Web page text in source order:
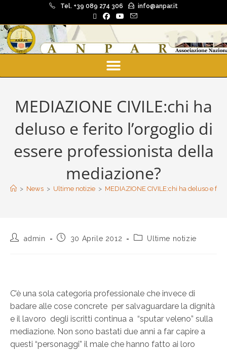
Tel. +39 089 274 306 info@anpar.it
MEDIAZIONE CIVILE:chi ha
deluso e ferito l’orgoglio di
essere professionista della
mediazione?
> News > Ultime notizie > MEDIAZIONE CIVILE:chi ha deluso e
admin 30 Aprile 2012 Ultime notizie
C’è una sola categoria professionale che invece di
badare alle cose concrete per salvaguardare la dignità
e il lavoro degli iscritti continua a “sputar veleno” sulla
mediazione. Non sono bastati due anni a far capire a
questi “personaggi” il male che hanno fatto ai loro